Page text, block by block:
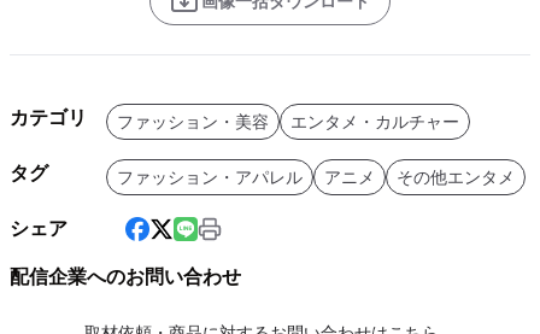
カテゴリ ファッション・美容 エンタメ・カルチャー
タグ ファッション・アパレル アニメ その他エンタメ
シェア
配信企業へのお問い合わせ